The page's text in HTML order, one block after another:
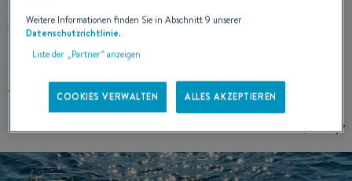
mit außergewöhnlicher Manövrierbarkeit. Der einzigartige, ins
Hardtop integrierte Loungesalon bringt die Zugehörigkeit der
Ausdruck.“
Weitere Informationen finden Sie in Abschnitt 9 unserer
Datenschutzrichtlinie.
Liste der „Partner“ anzeigen
COOKIES VERWALTEN ALLES AKZEPTIEREN